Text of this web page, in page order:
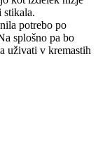
-
visoka in